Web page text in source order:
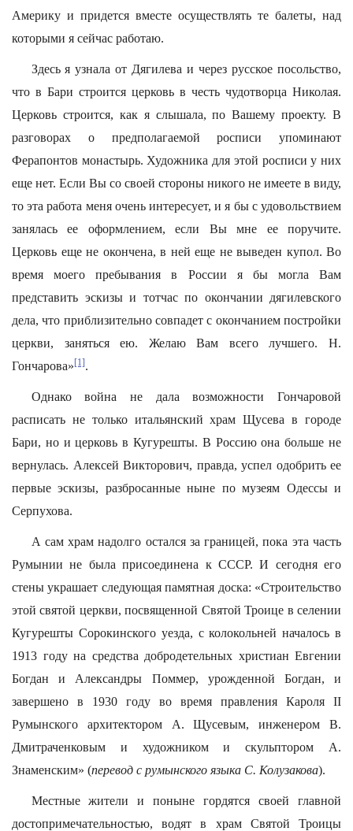
Америку и придется вместе осуществлять те балеты, над
которыми я сейчас работаю.
Здесь я узнала от Дягилева и через русское посольство,
что в Бари строится церковь в честь чудотворца Николая.
Церковь строится, как я слышала, по Вашему проекту. В
разговорах о предполагаемой росписи упоминают
Ферапонтов монастырь. Художника для этой росписи у них
еще нет. Если Вы со своей стороны никого не имеете в виду,
то эта работа меня очень интересует, и я бы с удовольствием
занялась ее оформлением, если Вы мне ее поручите.
Церковь еще не окончена, в ней еще не выведен купол. Во
время моего пребывания в России я бы могла Вам
представить эскизы и тотчас по окончании дягилевского
дела, что приблизительно совпадет с окончанием постройки
церкви, заняться ею. Желаю Вам всего лучшего. Н.
Гончарова»[1].
Однако война не дала возможности Гончаровой
расписать не только итальянский храм Щусева в городе
Бари, но и церковь в Кугурешты. В Россию она больше не
вернулась. Алексей Викторович, правда, успел одобрить ее
первые эскизы, разбросанные ныне по музеям Одессы и
Серпухова.
А сам храм надолго остался за границей, пока эта часть
Румынии не была присоединена к СССР. И сегодня его
стены украшает следующая памятная доска: «Строительство
этой святой церкви, посвященной Святой Троице в селении
Кугурешты Сорокинского уезда, с колокольней началось в
1913 году на средства добродетельных христиан Евгении
Богдан и Александры Поммер, урожденной Богдан, и
завершено в 1930 году во время правления Кароля II
Румынского архитектором А. Щусевым, инженером В.
Дмитраченковым и художником и скульптором А.
Знаменским» (перевод с румынского языка С. Колузакова).
Местные жители и поныне гордятся своей главной
достопримечательностью, водят в храм Святой Троицы